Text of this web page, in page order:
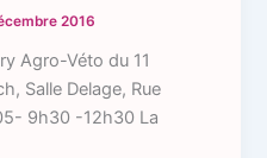
2016
Agro-Véto du 11
Salle Delage, Rue
9h30 -12h30 La